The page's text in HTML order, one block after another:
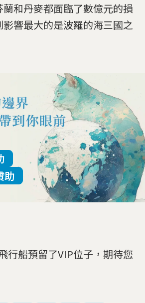
和丹麥都面臨了數億元的損
響最大的是波羅的海三國之
助
行船預留了VIP位子，期待您